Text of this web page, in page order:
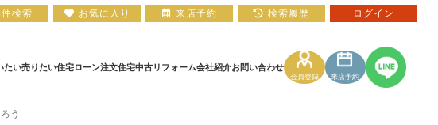
たい
ション
売りたい住宅ローン
ーン相談会場
注文住宅中古リフォーム会社紹介お問い合わせ
会員登録 来店予約
う
検索 お気に入り 来店予約 検索履歴 ログイン